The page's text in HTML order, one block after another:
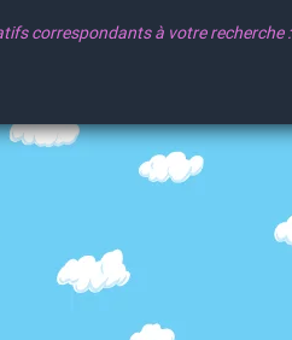
correspondants à votre recherche :